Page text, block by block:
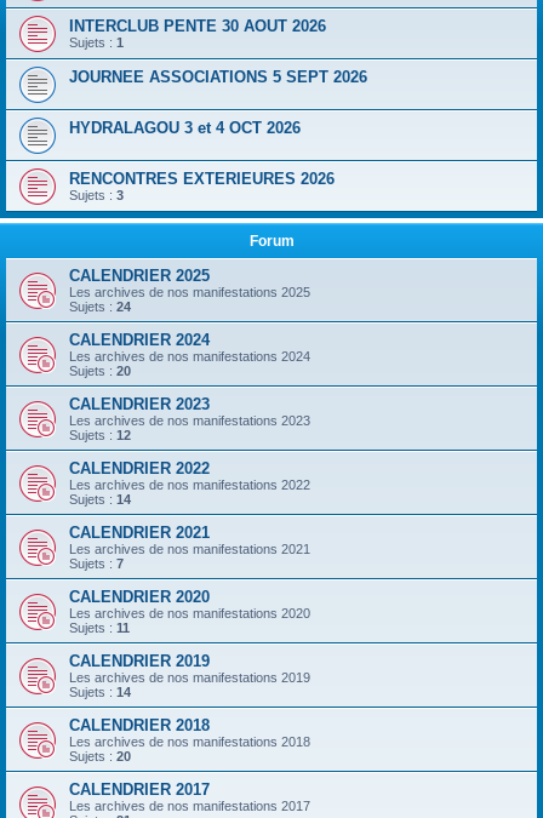
INTERCLUB PENTE 30 AOUT 2026
Sujets : 1
JOURNEE ASSOCIATIONS 5 SEPT 2026
HYDRALAGOU 3 et 4 OCT 2026
RENCONTRES EXTERIEURES 2026
Sujets : 3
Forum
CALENDRIER 2025
Les archives de nos manifestations 2025
Sujets : 24
CALENDRIER 2024
Les archives de nos manifestations 2024
Sujets : 20
CALENDRIER 2023
Les archives de nos manifestations 2023
Sujets : 12
CALENDRIER 2022
Les archives de nos manifestations 2022
Sujets : 14
CALENDRIER 2021
Les archives de nos manifestations 2021
Sujets : 7
CALENDRIER 2020
Les archives de nos manifestations 2020
Sujets : 11
CALENDRIER 2019
Les archives de nos manifestations 2019
Sujets : 14
CALENDRIER 2018
Les archives de nos manifestations 2018
Sujets : 20
CALENDRIER 2017
Les archives de nos manifestations 2017